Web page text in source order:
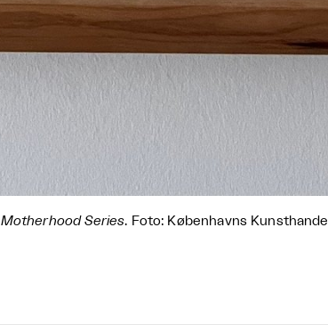
Motherhood Series. Foto: Københavns Kunsthandel